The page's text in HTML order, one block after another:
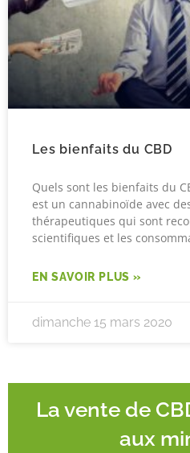
Les bienfaits du CBD
Quels sont les bienfaits du
est un cannabinoïde avec
thérapeutiques qui sont
scientifiques et les
EN SAVOIR PLUS »
dimanche 15 mars 2020
La vente de
aux